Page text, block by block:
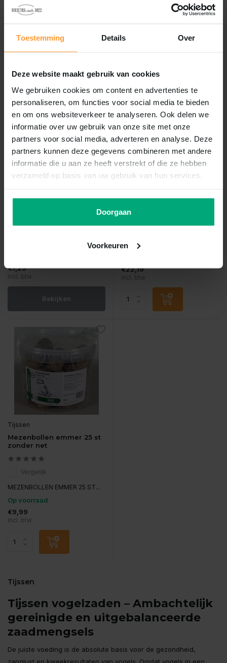
Toestemming Details Over
Deze website maakt gebruik van cookies
We gebruiken cookies om content en advertenties te
personaliseren, om functies voor social media te bieden
en om ons websiteverkeer te analyseren. Ook delen we
informatie over uw gebruik van onze site met onze
partners voor social media, adverteren en analyse. Deze
partners kunnen deze gegevens combineren met andere
informatie die u aan ze heeft verstrekt of die ze hebben
verzameld op basis van uw gebruik van hun services.
Doorgaan
Voorkeuren
...
€7,99
Incl. btw
ZANGZAAD 20KG...
€42,61
Incl. btw
Pet bouquet koker equator
Vergelijk
PET BOUQUET KOKER EQUAT...
€7,29
Incl. btw
Bekijken
TIJSSEN MEELWORMEN 1KG...
€22,19
Incl. btw
Tijssen
Mezenbollen emmer 25 st
zonder net
Vergelijk
MEZENBOLLEN EMMER 25 ST...
Op voorraad
€9,99
Incl. btw
Tijssen
Tijssen vogelzaden – Ambachtelijk
gereinigde en uitgebalanceerde
zaadmengsels
De juiste voeding is de absolute basis voor de gezondheid,
zanglust en kweekresultaten van vogels. Omdat vogels in een